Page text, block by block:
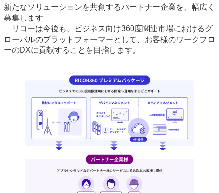
新たなソリューションを共創するパートナー企業を、幅広く
募集します。
リコーは今後も、ビジネス向け360度関連市場におけるグ
ローバルのプラットフォーマーとして、お客様のワークフロ
ーのDXに貢献することを目指します。